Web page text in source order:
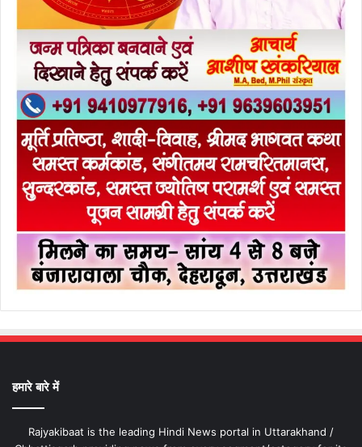
हमारे बारे में
Rajyakibaat is the leading Hindi News portal in Uttarakhand /